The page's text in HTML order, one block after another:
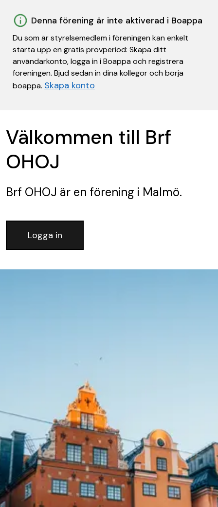
Denna förening är inte aktiverad i Boappa
Du som är styrelsemedlem i föreningen kan enkelt
starta upp en gratis provperiod: Skapa ditt
användarkonto, logga in i Boappa och registrera
föreningen. Bjud sedan in dina kollegor och börja
boappa. Skapa konto
Välkommen till Brf
OHOJ
Brf OHOJ är en förening i Malmö.
Logga in